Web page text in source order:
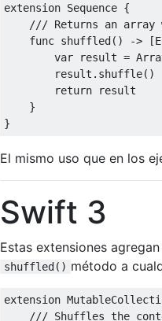
extension Sequence {
func shuffled() -> [
var result =
        result
. shuffle()
return result
}
}
El mismo uso que en los
Swift 3
Estas extensiones
shuffled() método a
extension